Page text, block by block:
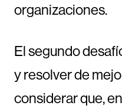
organizaciones.
El segundo
y resolver de
considerar que,